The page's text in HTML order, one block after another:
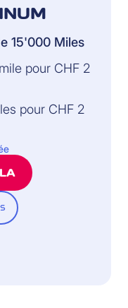
15'000 Miles
pour CHF 2
pour CHF 2